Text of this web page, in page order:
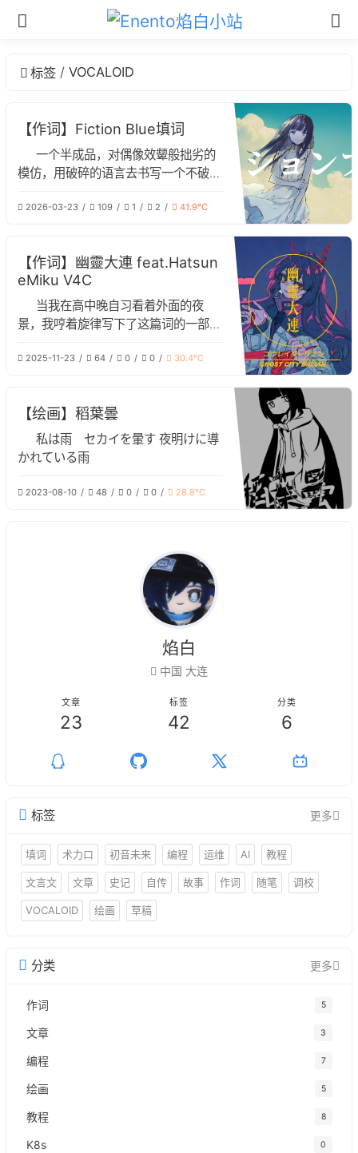
标签 VOCALOID
【作词】Fiction Blue填词
一个半成品，对偶像效颦般拙劣的
模仿，用破碎的语言去书写一个不破碎
2026-03-23 109 1 2 41.9℃
【作词】幽靈大連 feat.Hatsun
eMiku V4C
当我在高中晚自习看着外面的夜
景，我哼着旋律写下了这篇词的一部分
一种无与伦比的孤独感，自己对比这个
巍，看着人群漠漠，那股幽灵的感觉再
次涌上心头，终于放声痛哭，补全了这
部作品。 致过去的我，也致现在的我
2025-11-23 64 0 0 30.4℃
【绘画】稻葉曇
私は雨 セカイを暈す 夜明けに導
かれている雨
2023-08-10 48 0 0 28.8℃
焰白
中国 大连
文章
23
标签
42
分类
6
标签 更多
填词 术力口 初音未来 编程 运维 AI 教程
文言文 文章 史记 自传 故事 作词 随笔 调校
VOCALOID 绘画 草稿
分类 更多
作词 5
文章 3
编程 7
绘画 5
教程 8
K8s 0